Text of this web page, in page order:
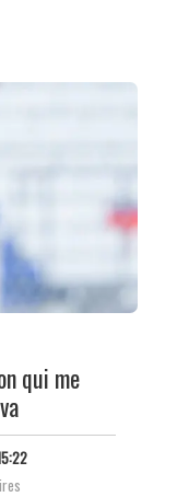
qui me